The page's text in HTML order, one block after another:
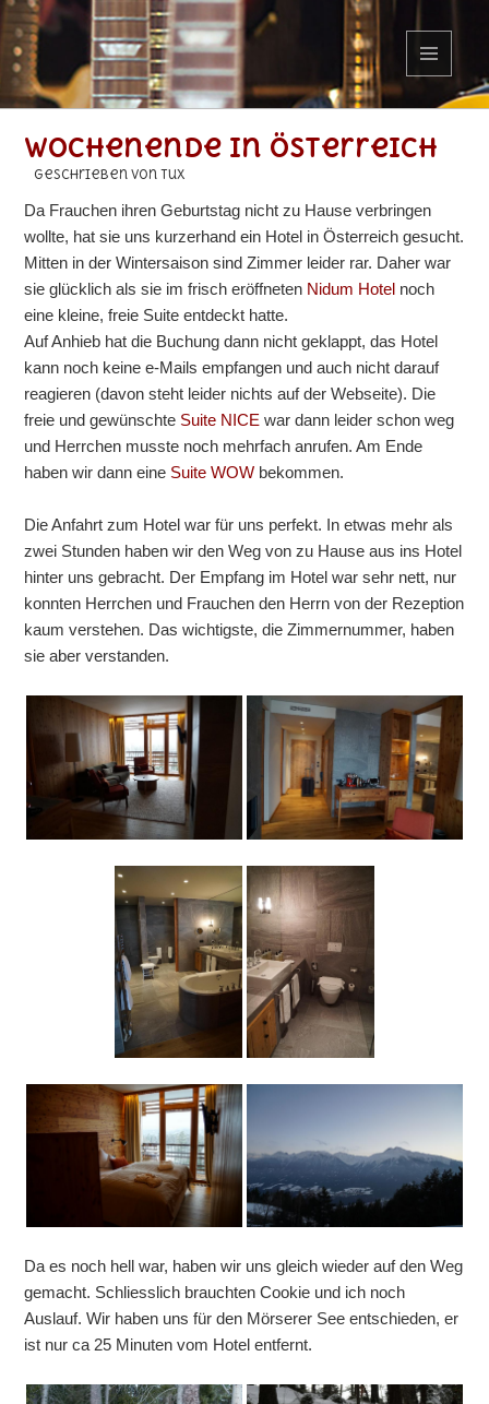
UND
Wochenende in Österreich
geschrieben von Tux
Da Frauchen ihren Geburtstag nicht zu Hause verbringen
wollte, hat sie uns kurzerhand ein Hotel in Österreich gesucht.
Mitten in der Wintersaison sind Zimmer leider rar. Daher war
sie glücklich als sie im frisch eröffneten Nidum Hotel noch
eine kleine, freie Suite entdeckt hatte.
Auf Anhieb hat die Buchung dann nicht geklappt, das Hotel
kann noch keine e-Mails empfangen und auch nicht darauf
reagieren (davon steht leider nichts auf der Webseite). Die
freie und gewünschte Suite NICE war dann leider schon weg
und Herrchen musste noch mehrfach anrufen. Am Ende
haben wir dann eine Suite WOW bekommen.
Die Anfahrt zum Hotel war für uns perfekt. In etwas mehr als
zwei Stunden haben wir den Weg von zu Hause aus ins Hotel
hinter uns gebracht. Der Empfang im Hotel war sehr nett, nur
konnten Herrchen und Frauchen den Herrn von der Rezeption
kaum verstehen. Das wichtigste, die Zimmernummer, haben
sie aber verstanden.
Da es noch hell war, haben wir uns gleich wieder auf den Weg
gemacht. Schliesslich brauchten Cookie und ich noch
Auslauf. Wir haben uns für den Mörserer See entschieden, er
ist nur ca 25 Minuten vom Hotel entfernt.